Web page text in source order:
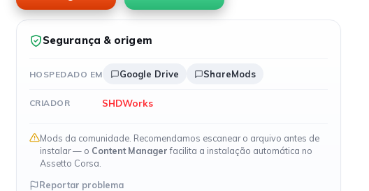
Segurança & origem
HOSPEDADO EM Google Drive ShareMods
CRIADOR SHDWorks
Mods da comunidade. Recomendamos escanear o arquivo antes de
instalar — o Content Managerfacilita a instalação automática no
Assetto Corsa.
Reportar problema